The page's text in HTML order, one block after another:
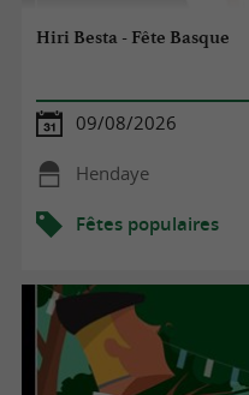
Hiri Besta - Fête Basque
09/08/2026
Hendaye
Fêtes populaires